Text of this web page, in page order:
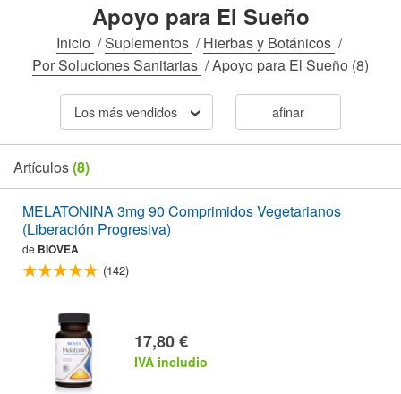
Apoyo para El Sueño
Inicio /Suplementos /Hierbas y Botánicos /
Por Soluciones Sanitarias /Apoyo para El Sueño (8)
Los más vendidos afinar
Artículos(8)
MELATONINA 3mg 90 Comprimidos Vegetarianos
(Liberación Progresiva)
de BIOVEA
(142)
17,80 €
IVA includio